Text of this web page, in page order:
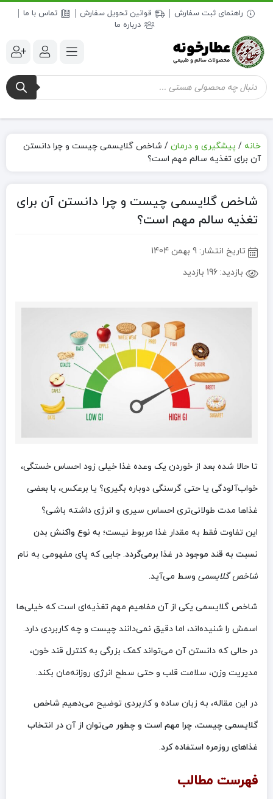
راهنمای ثبت سفارش قوانین تحویل سفارش
تماس با ما
درباره ما
جستجوی
محصولات
خانه / پیشگیری و درمان / شاخص گلایسمی چیست و چرا دانستن
آن برای تغذیه سالم مهم است؟
شاخص گلایسمی چیست و چرا دانستن آن برای
تغذیه سالم مهم است؟
تاریخ انتشار: 9 بهمن 1404
بازدید: 196 بازدید
تا حالا شده بعد از خوردن یک وعده غذا خیلی زود احساس خستگی،
خواب‌آلودگی یا حتی گرسنگی دوباره بگیری؟ یا برعکس، با بعضی
غذاها مدت طولانی‌تری احساس سیری و انرژی داشته باشی؟
این تفاوت فقط به مقدار غذا مربوط نیست؛ به نوع واکنش بدن
نسبت به قند موجود در غذا برمی‌گردد. جایی که پای مفهومی به نام
شاخص گلایسمی وسط می‌آید.
شاخص گلایسمی یکی از آن مفاهیم مهم تغذیه‌ای است که خیلی‌ها
اسمش را شنیده‌اند، اما دقیق نمی‌دانند چیست و چه کاربردی دارد.
در حالی که دانستن آن می‌تواند کمک بزرگی به کنترل قند خون،
مدیریت وزن، سلامت قلب و حتی سطح انرژی روزانه‌مان بکند.
در این مقاله، به زبان ساده و کاربردی توضیح می‌دهیم شاخص
گلایسمی چیست، چرا مهم است و چطور می‌توان از آن در انتخاب
غذاهای روزمره استفاده کرد.
فهرست مطالب